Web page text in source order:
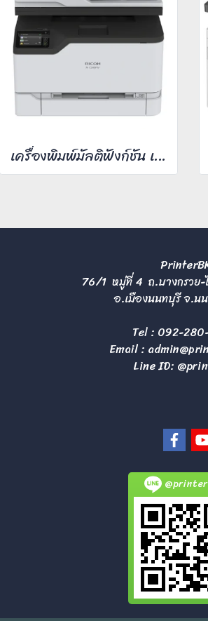
เครื่องพิมพ์มัลติฟังก์ชัน เลเซอร์ Ricoh M C240FW
76/1 หมู่ที่ 4 ถ.บางกรวย-
อ.เมืองนนทบุรี จ.น
Tel : 092-
Email :
Line ID: